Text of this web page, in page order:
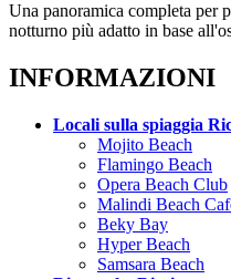
Una panoramica completa per
notturno più adatto in base
INFORMAZIONI
Locali sulla spiaggia
Mojito Beach
Flamingo Beach
Opera Beach Club
Malindi Beach
Beky Bay
Hyper Beach
Samsara Beach